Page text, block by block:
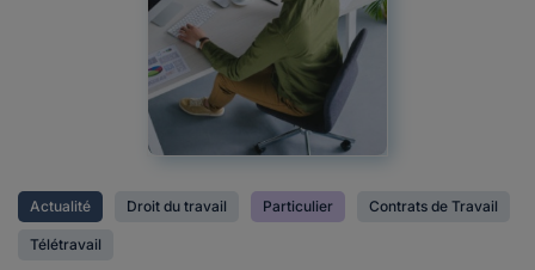
Actualité Droit du travail Particulier Contrats de Travail
Télétravail